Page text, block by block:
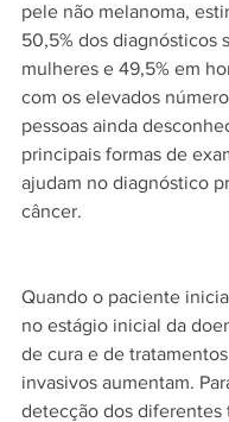
pele não melanoma,
50,5% dos diagnósticos
mulheres e 49,5% em
com os elevados
pessoas ainda
principais formas de
ajudam no diagnóstico
câncer.
Quando o paciente
no estágio inicial da
de cura e de
invasivos aumentam.
detecção dos diferentes